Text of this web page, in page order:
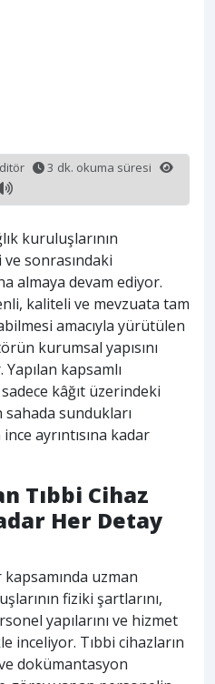
3 dk. okuma süresi
kuruluşlarının
sonrasındaki
almaya devam ediyor.
kaliteli ve mevzuata tam
amacıyla yürütülen
kurumsal yapısını
kapsamlı
kâğıt üzerindeki
sundukları
ayrıntısına kadar
Tıbbi Cihaz
Her Detay
uzman
fiziki şartlarını,
yapılarını ve hizmet
inceliyor. Tıbbi cihazların
dokümantasyon